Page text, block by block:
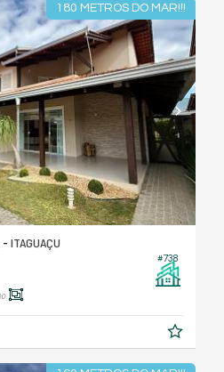
180 METROS DO MAR!!!
#738
- ITAGUAÇU